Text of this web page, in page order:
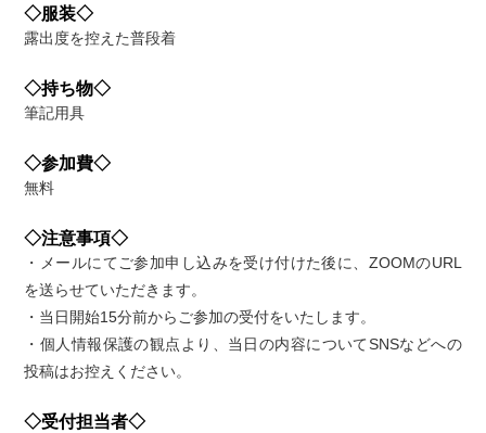
◇服装◇
露出度を控えた普段着
◇持ち物◇
筆記用具
◇参加費◇
無料
◇注意事項◇
・メールにてご参加申し込みを受け付けた後に、ZOOMのURL
を送らせていただきます。
・当日開始15分前からご参加の受付をいたします。
・個人情報保護の観点より、当日の内容についてSNSなどへの
投稿はお控えください。
◇受付担当者◇